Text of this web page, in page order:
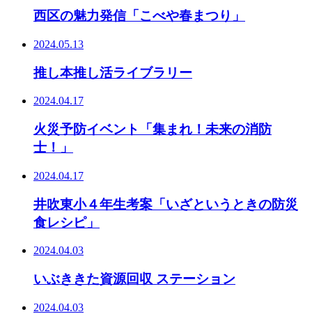
西区の魅力発信「こべや春まつり」
2024.05.13
推し本推し活ライブラリー
2024.04.17
火災予防イベント「集まれ！未来の消防
士！」
2024.04.17
井吹東小４年生考案「いざというときの防災
食レシピ」
2024.04.03
いぶききた資源回収 ステーション
2024.04.03